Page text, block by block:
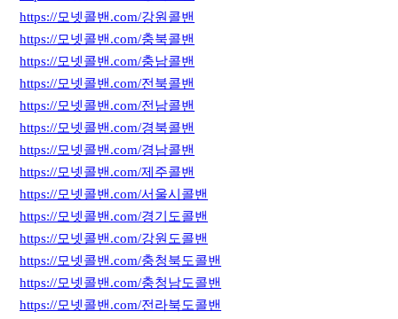
https://모넷콜밴.com/강원콜밴
https://모넷콜밴.com/충북콜밴
https://모넷콜밴.com/충남콜밴
https://모넷콜밴.com/전북콜밴
https://모넷콜밴.com/전남콜밴
https://모넷콜밴.com/경북콜밴
https://모넷콜밴.com/경남콜밴
https://모넷콜밴.com/제주콜밴
https://모넷콜밴.com/서울시콜밴
https://모넷콜밴.com/경기도콜밴
https://모넷콜밴.com/강원도콜밴
https://모넷콜밴.com/충청북도콜밴
https://모넷콜밴.com/충청남도콜밴
https://모넷콜밴.com/전라북도콜밴